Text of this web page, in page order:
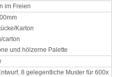
im Freien
Karton
carton
und hölzerne Palette
8 gelegentliche Muster für 600x